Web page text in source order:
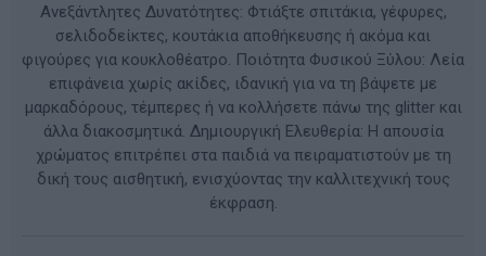
Ανεξάντλητες Δυνατότητες: Φτιάξτε σπιτάκια, γέφυρες,
σελιδοδείκτες, κουτάκια αποθήκευσης ή ακόμα και
φιγούρες για κουκλοθέατρο. Ποιότητα Φυσικού Ξύλου: Λεία
επιφάνεια χωρίς ακίδες, ιδανική για να τη βάψετε με
μαρκαδόρους, τέμπερες ή να κολλήσετε πάνω της glitter και
άλλα διακοσμητικά. Δημιουργική Ελευθερία: Η απουσία
χρώματος επιτρέπει στα παιδιά να πειραματιστούν με τη
δική τους αισθητική, ενισχύοντας την καλλιτεχνική τους
έκφραση.